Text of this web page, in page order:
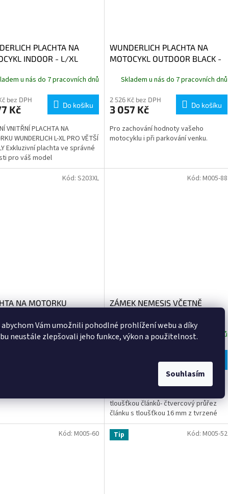
Vám umožnili pohodlné prohlížení webu a díky
neustále zlepšovali jeho funkce, výkon a použitelnost.
Souhlasím
PLACHTA NA
INDOOR - L/XL
u nás do 7 pracovních dnů
bez DPH
Kč Do košíku
VNITŘNÍ PLACHTA NA
WUNDERLICH L-XL PRO VĚTŠÍ
Exkluzivní plachta ve správné
pro váš model
kryt nabízí
a spolehlivou...
WUNDERLICH PLACHTA NA
MOTOCYKL OUTDOOR BLACK -
Skladem u nás do 7 pracovních dnů
2 526 Kč bez DPH
3 057 Kč Do košíku
Pro zachování hodnoty vašeho
motocyklu i při parkování venku.
NA MOTORKU
u nás do 3 pracovních dnů
Kč
Kód: S203XL
ZÁMEK NEMESIS VČETNĚ
ŘETĚZU, OXFORD (délka řetězu
1,5 m)
Skladem u nás do 3 pracovních dnů
Do košíku
MOTO ZÁMEK NEMESIS - článkový
tloušťkou článků- čtvercový průřez
článku s tloušťkou 16 mm z tvrzené
Chrom Molybdenové...
Kód:M005-88
Kód: M005-60 Tip Kód:M005-52